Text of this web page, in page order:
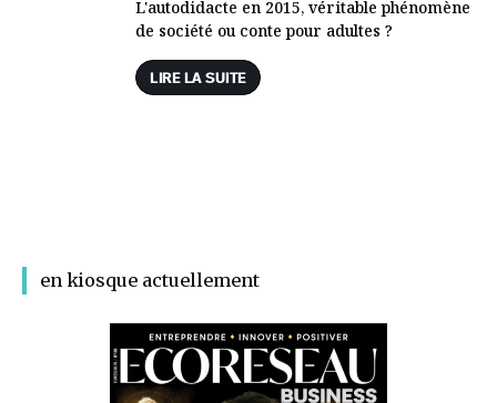
L'autodidacte en 2015, véritable phénomène
de société ou conte pour adultes ?
LIRE LA SUITE
en kiosque actuellement